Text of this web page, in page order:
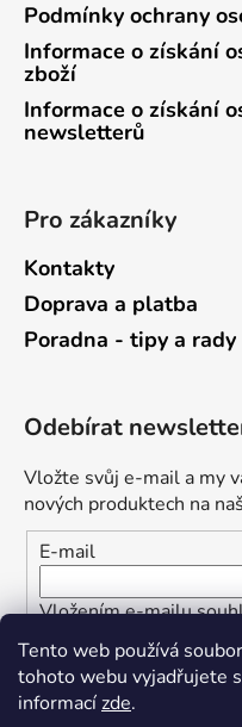
Tento web používá
tohoto webu vyjadřujete
informacízde.
Podmínky ochrany
Informace o získání
zboží
Informace o získání
newsletterů
Pro zákazníky
Kontakty
Doprava a platba
Poradna - tipy a rady
Odebírat
Vložte svůj e-mail a my
nových produktech na
E-mail
Vložením e-mailu
osobních údajů
PŘIHLÁSIT SE